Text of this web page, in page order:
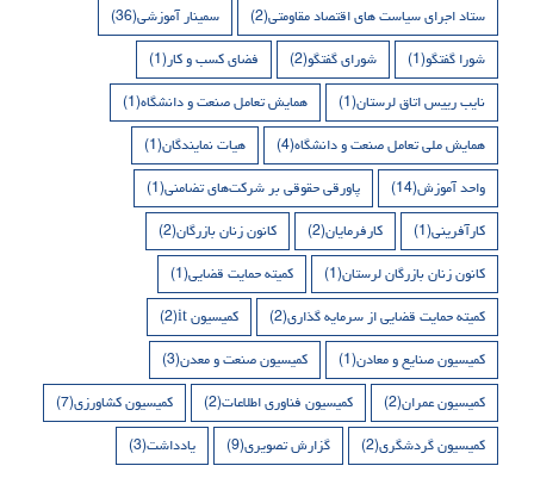
ستاد اجرای سیاست های اقتصاد مقاومتی(2) سمینار آموزشی(36)
شورا گفتگو(1) شورای گفتگو(2) فضای کسب و کار(1)
نایب رییس اتاق لرستان(1) همایش تعامل صنعت و دانشگاه(1)
همایش ملی تعامل صنعت و دانشگاه(4) هیات نمایندگان(1)
واحد آموزش(14) پاورقی حقوقی بر شرکت‌های تضامنی(1)
کارآفرینی(1) کارفرمایان(2) کانون زنان بازرگان(2)
کانون زنان بازرگان لرستان(1) کمیته حمایت قضایی(1)
کمیته حمایت قضایی از سرمایه گذاری(2) کمیسیون it (2)
کمیسیون صنایع و معادن(1) کمیسیون صنعت و معدن(3)
کمیسیون عمران(2) کمیسیون فناوری اطلاعات(2) کمیسیون کشاورزی(7)
کمیسیون گردشگری(2) گزارش تصویری(9) یادداشت(3)